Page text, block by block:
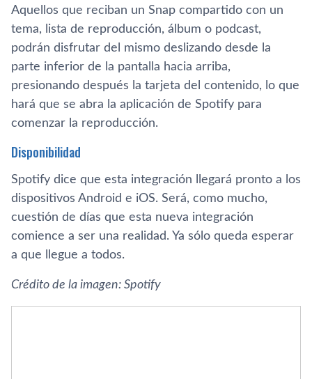
Aquellos que reciban un Snap compartido con un
tema, lista de reproducción, álbum o podcast,
podrán disfrutar del mismo deslizando desde la
parte inferior de la pantalla hacia arriba,
presionando después la tarjeta del contenido, lo que
hará que se abra la aplicación de Spotify para
comenzar la reproducción.
Disponibilidad
Spotify dice que esta integración llegará pronto a los
dispositivos Android e iOS. Será, como mucho,
cuestión de días que esta nueva integración
comience a ser una realidad. Ya sólo queda esperar
a que llegue a todos.
Crédito de la imagen: Spotify